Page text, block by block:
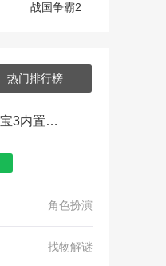
战国争霸2
热门排行榜
鬼畜天线宝3内置菜单
角色扮演
找物解谜